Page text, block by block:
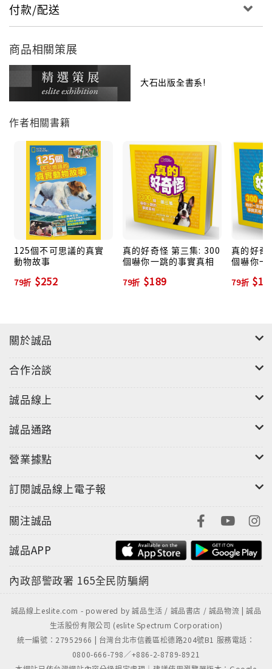
付款/配送
商品相關策展
大石出版全書系!
作者相關書籍
125個不可思議的真實
動物故事
79折 $252
真的好奇怪 第三集: 300
個嚇你一跳的事實真相
79折 $189
真的好奇
個嚇你一
79折
關於誠品
合作洽談
誠品線上
誠品通路
營業據點
訂閱誠品線上電子報
關注誠品
誠品APP
內政部警政署 165全民防騙網
誠品線上eslite.com - powered by 誠品生活 / 誠品書店 / 誠品物流 | 誠品
生活股份有限公司 (eslite Spectrum Corporation)
統一編號：27952966 | 台灣台北市信義區松德路204號B1 服務電話：
0800-666-798／+886-2-8789-8921